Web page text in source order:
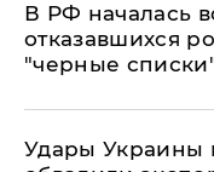
​В РФ началась
отказавшихся
"черные
Удары Украины